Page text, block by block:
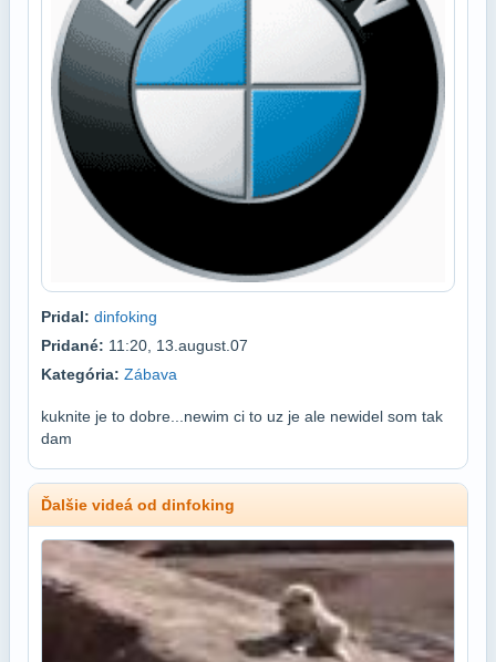
Pridal: dinfoking
Pridané: 11:20, 13.august.07
Kategória: Zábava
kuknite je to dobre...newim ci to uz je ale newidel som tak
dam
Ďalšie videá od dinfoking